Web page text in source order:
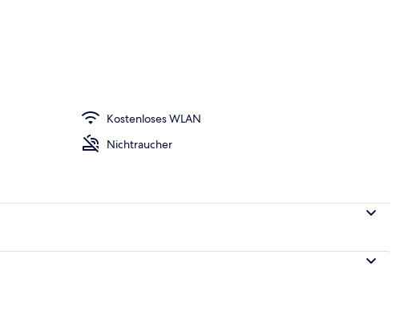
Junior-Studiosuite, Balkon, Seeblick | Allergikerbettwaren, Zimmersafe, kostenloses
Kostenloses WLAN
Nichtraucher